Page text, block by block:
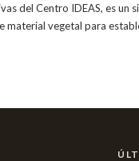
del Centro IDEAS, es un
material vegetal para